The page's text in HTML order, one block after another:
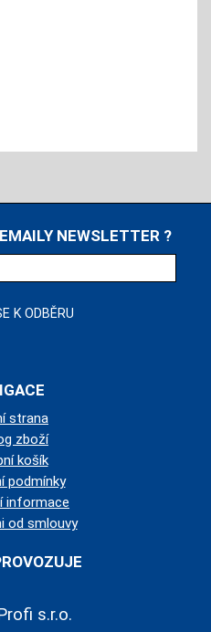
NEWSLETTER ?
strana
zboží
košík
podmínky
informace
od smlouvy
s.r.o.